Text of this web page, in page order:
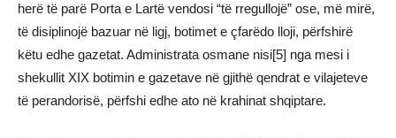
herë të parë Porta e Lartë vendosi “të rregullojë” ose, më mirë,
të disiplinojë bazuar në ligj, botimet e çfarëdo lloji, përfshirë
këtu edhe gazetat. Administrata osmane nisi[5] nga mesi i
shekullit XIX botimin e gazetave në gjithë qendrat e vilajeteve
të perandorisë, përfshi edhe ato në krahinat shqiptare.